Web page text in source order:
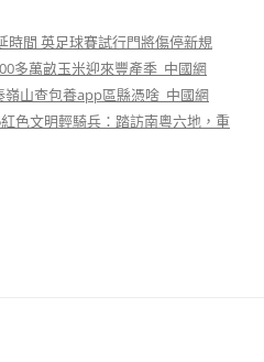
時間 英足球賽試行門將傷停新規
多萬畝玉米迎來豐產季_中國網
嶺山查包養app區縣憑啥_中國網
紅色文明輕騎兵：踏訪南粵六地，重